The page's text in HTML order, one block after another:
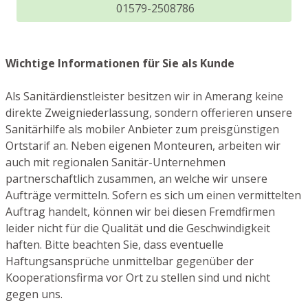
01579-2508786
Wichtige Informationen für Sie als Kunde
Als Sanitärdienstleister besitzen wir in Amerang keine
direkte Zweigniederlassung, sondern offerieren unsere
Sanitärhilfe als mobiler Anbieter zum preisgünstigen
Ortstarif an. Neben eigenen Monteuren, arbeiten wir
auch mit regionalen Sanitär-Unternehmen
partnerschaftlich zusammen, an welche wir unsere
Aufträge vermitteln. Sofern es sich um einen vermittelten
Auftrag handelt, können wir bei diesen Fremdfirmen
leider nicht für die Qualität und die Geschwindigkeit
haften. Bitte beachten Sie, dass eventuelle
Haftungsansprüche unmittelbar gegenüber der
Kooperationsfirma vor Ort zu stellen sind und nicht
gegen uns.